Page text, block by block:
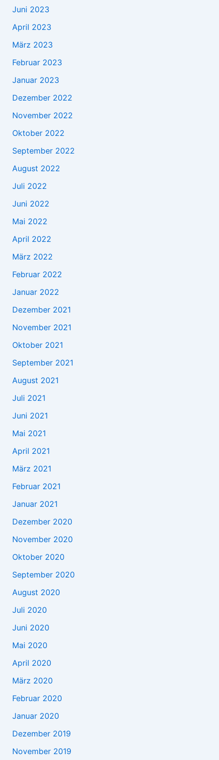
Juni 2023
April 2023
März 2023
Februar 2023
Januar 2023
Dezember 2022
November 2022
Oktober 2022
September 2022
August 2022
Juli 2022
Juni 2022
Mai 2022
April 2022
März 2022
Februar 2022
Januar 2022
Dezember 2021
November 2021
Oktober 2021
September 2021
August 2021
Juli 2021
Juni 2021
Mai 2021
April 2021
März 2021
Februar 2021
Januar 2021
Dezember 2020
November 2020
Oktober 2020
September 2020
August 2020
Juli 2020
Juni 2020
Mai 2020
April 2020
März 2020
Februar 2020
Januar 2020
Dezember 2019
November 2019